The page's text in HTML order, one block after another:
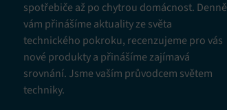
spotřebiče až po chytrou domácnost. Denně
vám přinášíme aktuality ze světa
technického pokroku, recenzujeme pro vás
nové produkty a přinášíme zajímavá
srovnání. Jsme vaším průvodcem světem
techniky.